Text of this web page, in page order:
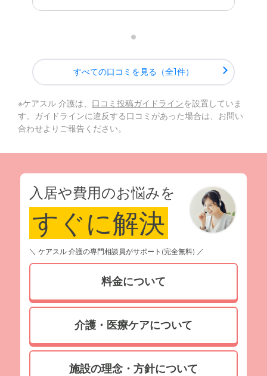
すべての口コミを見る（全1件）
※ケアスル 介護は、 口コミ投稿ガイドラインを設置していま
す。ガイドラインに違反する口コミがあった場合は、お問い
合わせよりご報告ください。
入居や費用のお悩みを
すぐに解決
＼ ケアスル 介護の専門相談員がサポート(完全無料) ／
料金について
介護・医療ケアについて
施設の理念・方針について